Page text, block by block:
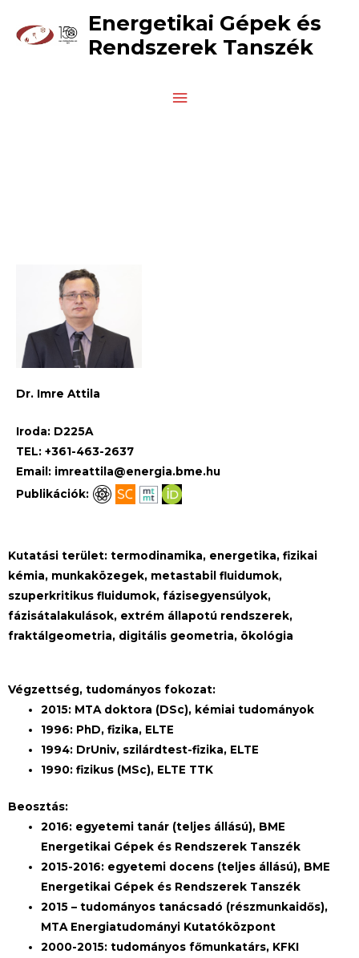
content
Energetikai Gépek és
Rendszerek Tanszék
Main
Menu
Dr. Imre Attila
Iroda: D225A
TEL: +361-463-2637
Email: imreattila@energia.bme.hu
Publikációk:
Kutatási terület: termodinamika, energetika, fizikai
kémia, munkaközegek, metastabil fluidumok,
szuperkritikus fluidumok, fázisegyensúlyok,
fázisátalakulások, extrém állapotú rendszerek,
fraktálgeometria, digitális geometria, ökológia
Végzettség, tudományos fokozat:
2015: MTA doktora (DSc), kémiai tudományok
1996: PhD, fizika, ELTE
1994: DrUniv, szilárdtest-fizika, ELTE
1990: fizikus (MSc), ELTE TTK
Beosztás:
2016: egyetemi tanár (teljes állású), BME
Energetikai Gépek és Rendszerek Tanszék
2015-2016: egyetemi docens (teljes állású), BME
Energetikai Gépek és Rendszerek Tanszék
2015 – tudományos tanácsadó (részmunkaidős),
MTA Energiatudományi Kutatóközpont
2000-2015: tudományos főmunkatárs, KFKI